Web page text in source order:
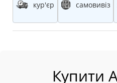
кур'єр самовивіз
Купити